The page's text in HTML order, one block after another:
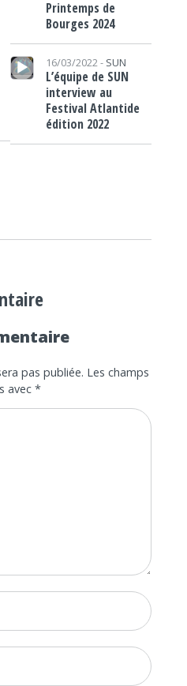
Printemps de
Bourges 2024
Lecteur audio
16/03/2022 - SUN
L’équipe de SUN
interview au
Festival Atlantide
édition 2022
pas publiée. Les champs
avec *